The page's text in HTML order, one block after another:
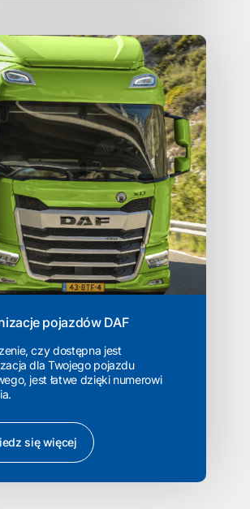
pojazdów DAF
czy dostępna jest
dla Twojego pojazdu
jest łatwe dzięki numerowi
się więcej